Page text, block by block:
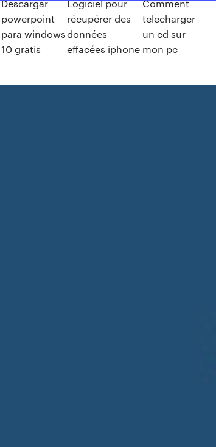
Descargar
powerpoint
para windows
10 gratis
Logiciel pour
récupérer des
données
effacées iphone
Comment
telecharger
un cd sur
mon pc